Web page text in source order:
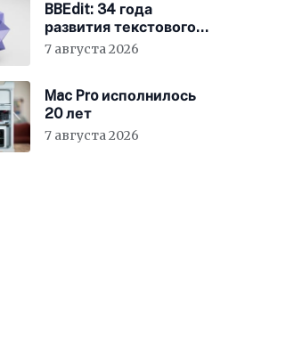
BBEdit: 34 года
развития текстового
редактора для Mac
7 августа 2026
Mac Pro исполнилось
20 лет
7 августа 2026